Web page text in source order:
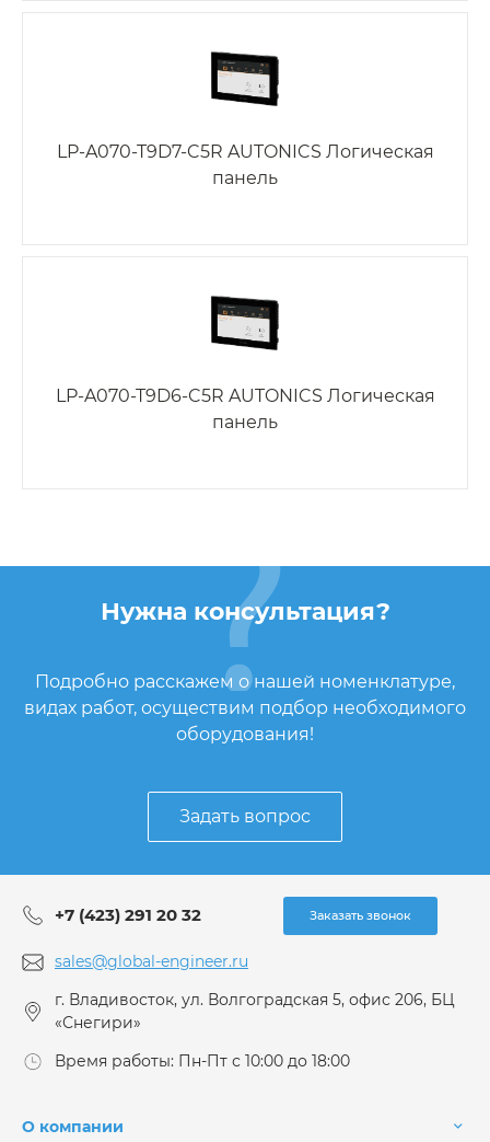
LP-A070-T9D7-C5R AUTONICS Логическая
панель
LP-A070-T9D6-C5R AUTONICS Логическая
панель
Нужна консультация?
Подробно расскажем о нашей номенклатуре,
видах работ, осуществим подбор необходимого
оборудования!
Задать вопрос
+7 (423) 291 20 32 Заказать звонок
sales@global-engineer.ru
г. Владивосток, ул. Волгоградская 5, офис 206, БЦ
«Снегири»
Время работы: Пн-Пт с 10:00 до 18:00
О компании